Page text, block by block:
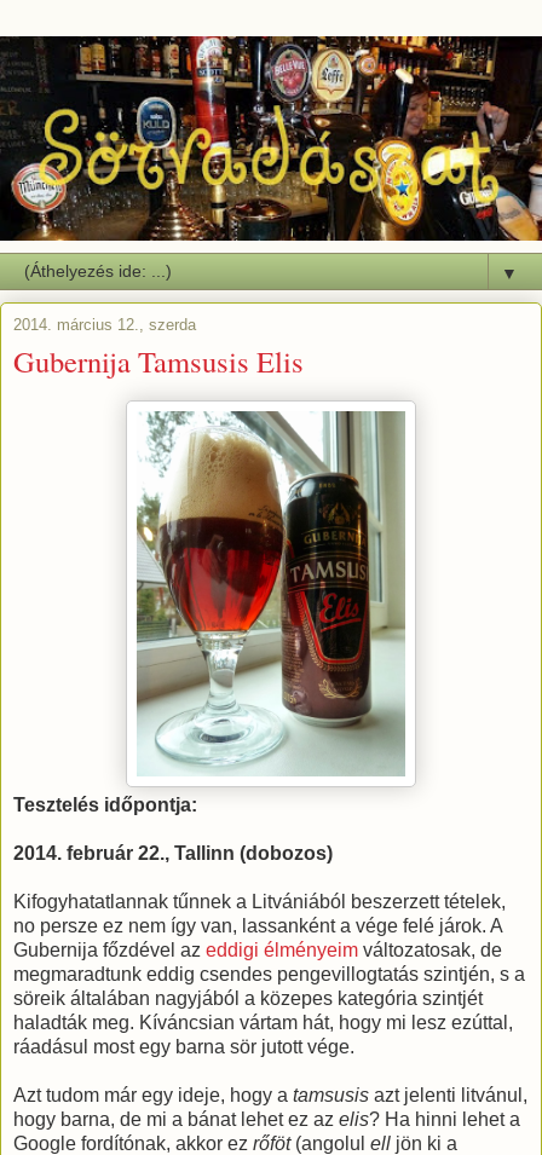
▼
2014. március 12., szerda
Gubernija Tamsusis Elis
Tesztelés időpontja:
2014. február 22., Tallinn (dobozos)
Kifogyhatatlannak tűnnek a Litvániából beszerzett tételek,
no persze ez nem így van, lassanként a vége felé járok. A
Gubernija főzdével az eddigi élményeim változatosak, de
megmaradtunk eddig csendes pengevillogtatás szintjén, s a
söreik általában nagyjából a közepes kategória szintjét
haladták meg. Kíváncsian vártam hát, hogy mi lesz ezúttal,
ráadásul most egy barna sör jutott vége.
Azt tudom már egy ideje, hogy a tamsusis azt jelenti litvánul,
hogy barna, de mi a bánat lehet ez az elis? Ha hinni lehet a
Google fordítónak, akkor ez rőföt(angolul ell jön ki a